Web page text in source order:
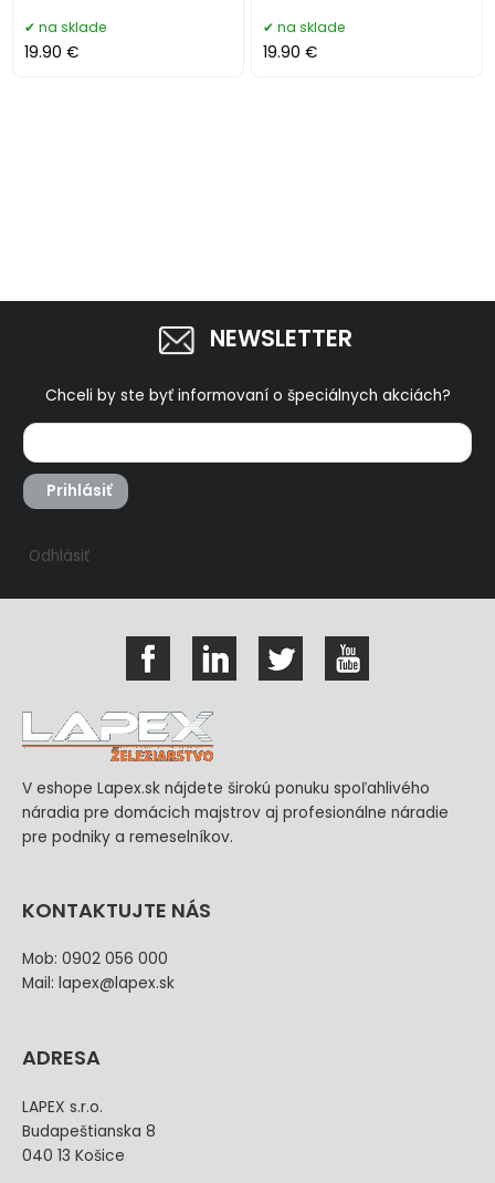
na sklade
19.90 €
na sklade
19.90 €
NEWSLETTER
Chceli by ste byť informovaní o špeciálnych akciách?
Prihlásiť
Odhlásiť
V eshope Lapex.sk nájdete širokú ponuku spoľahlivého
náradia pre domácich majstrov aj profesionálne náradie
pre podniky a remeselníkov.
KONTAKTUJTE NÁS
Mob: 0902 056 000
Mail: lapex@lapex.sk
ADRESA
LAPEX s.r.o.
Budapeštianska 8
040 13 Košice